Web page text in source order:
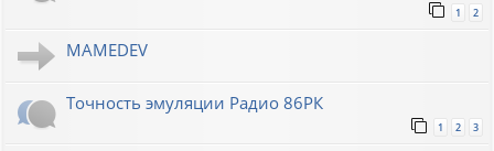
1 2
MAMEDEV
Точность эмуляции Радио 86РК
1 2 3